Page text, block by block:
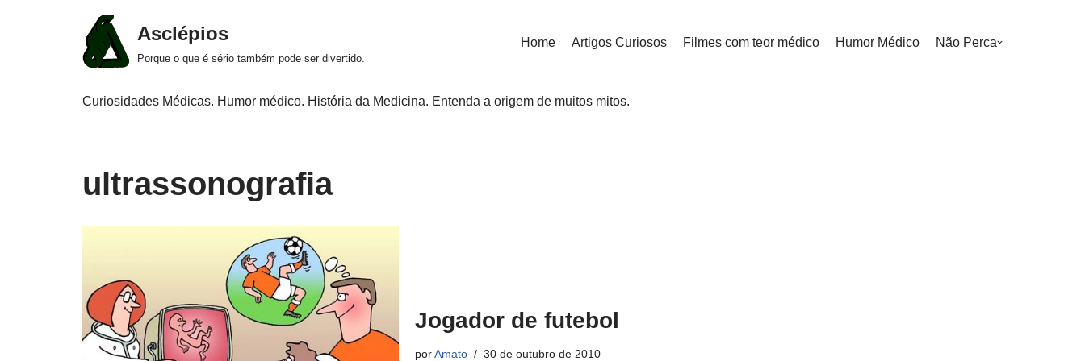
Asclépios
Porque o que é sério também pode ser divertido.
Home Artigos Curiosos Filmes com teor médico Humor Médico Não Perca
Curiosidades Médicas. Humor médico. História da Medicina. Entenda a origem de muitos mitos.
ultrassonografia
Jogador de futebol
porAmato 30 de outubro de 2010